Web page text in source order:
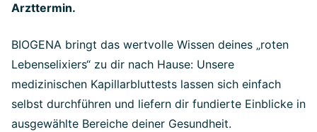
Arzttermin.
BIOGENA bringt das wertvolle Wissen deines „roten
Lebenselixiers“ zu dir nach Hause: Unsere
medizinischen Kapillarbluttests lassen sich einfach
selbst durchführen und liefern dir fundierte Einblicke in
ausgewählte Bereiche deiner Gesundheit.